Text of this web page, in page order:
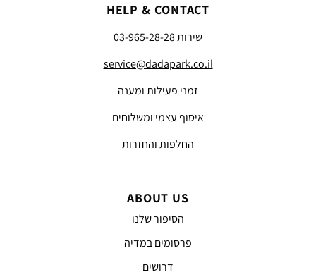
HELP & CONTACT
שירות03-965-28-28
service@dadapark.co.il
זמני פעילות ומענה
איסוף עצמי ומשלוחים
החלפות והחזרות
ABOUT US
הסיפור שלנו
פרסומים במדיה
דרושים